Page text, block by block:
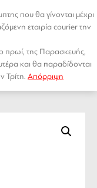
που θα γίνονται μέχρι
εταιρία courier την
πρωί, της Παρασκευής,
και θα παραδίδονται
Τρίτη. Απόρριψη
Menu
Arduino MDXS 65
NEXT →